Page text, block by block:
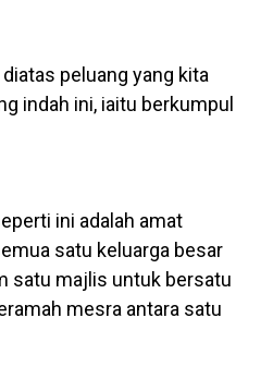
peluang yang kita
indah ini, iaitu berkumpul
ini adalah amat
satu keluarga besar
satu majlis untuk bersatu
mesra antara satu